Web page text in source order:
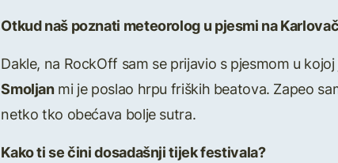
Otkud naš poznati meteorolog u pjesmi na
Dakle, na RockOff sam se prijavio s pjesmom u
Smoljanmi je poslao hrpu friških beatova. Zapeo
netko tko obećava bolje sutra.
Kako ti se čini dosadašnji tijek festivala?